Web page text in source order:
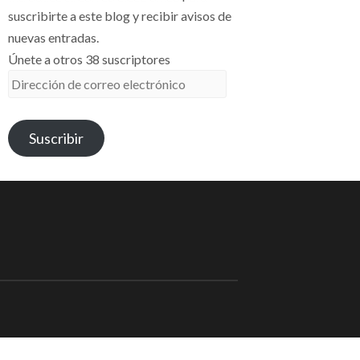
suscribirte a este blog y recibir avisos de
nuevas entradas.
Únete a otros 38 suscriptores
Dirección
correo
electrónico
Suscribir